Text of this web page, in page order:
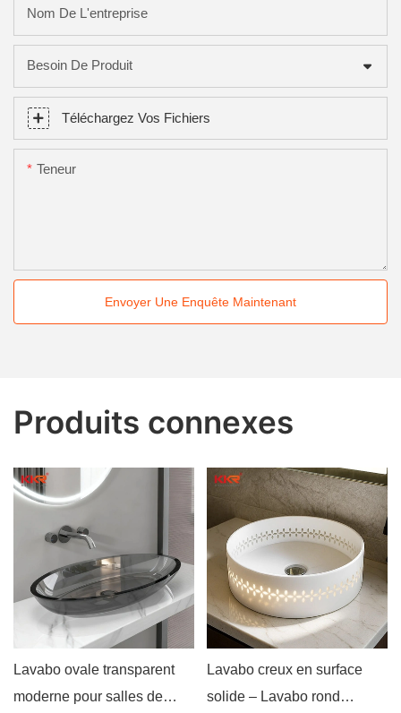
Nom De L'entreprise
Besoin De Produit
Téléchargez Vos Fichiers
Teneur
Envoyer Une Enquête Maintenant
Produits connexes
Lavabo ovale transparent
moderne pour salles de
Lavabo creux en surface
solide – Lavabo rond